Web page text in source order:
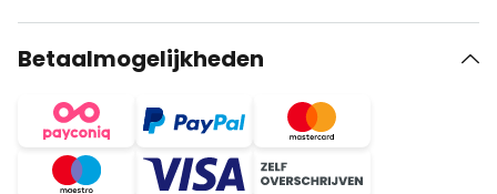
Betaalmogelijkheden